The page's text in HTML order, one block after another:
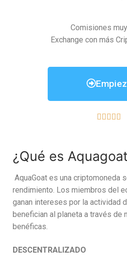
Comisiones
Exchange con más
    
¿Qué es
AquaGoat es una criptomoneda
rendimiento. Los miembros del
ganan intereses por la actividad
benefician al planeta a través de
benéficas.
DESCENTRALIZADO